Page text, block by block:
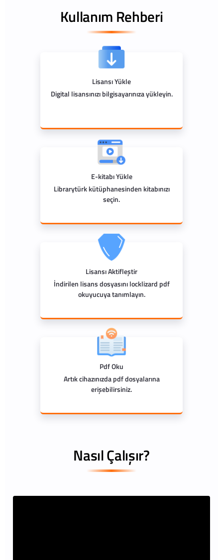
Kullanım Rehberi
Lisansı Yükle
Digital lisansınızı bilgisayarınıza yükleyin.
E-kitabı Yükle
Librarytürk kütüphanesinden kitabınızı
seçin.
Lisansı Aktifleştir
İndirilen lisans dosyasını locklizard pdf
okuyucuya tanımlayın.
Pdf Oku
Artık cihazınızda pdf dosyalarına
erişebilirsiniz.
Nasıl Çalışır?